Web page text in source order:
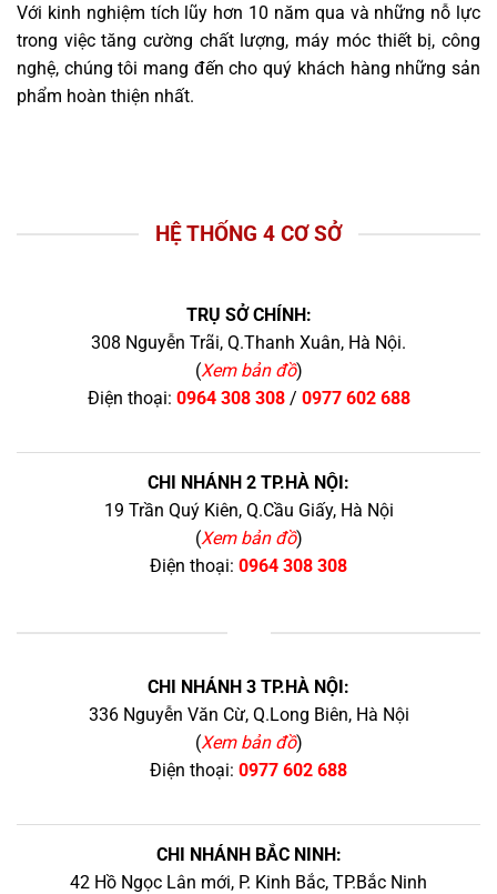
Với kinh nghiệm tích lũy hơn 10 năm qua và những nỗ lực
trong việc tăng cường chất lượng, máy móc thiết bị, công
nghệ, chúng tôi mang đến cho quý khách hàng những sản
phẩm hoàn thiện nhất.
HỆ THỐNG 4 CƠ SỞ
TRỤ SỞ CHÍNH:
308 Nguyễn Trãi, Q.Thanh Xuân, Hà Nội.
(Xem bản đồ)
Điện thoại: 0964 308 308/ 0977 602 688
CHI NHÁNH 2 TP.HÀ NỘI:
19 Trần Quý Kiên, Q.Cầu Giấy, Hà Nội
(Xem bản đồ)
Điện thoại: 0964 308 308
CHI NHÁNH 3 TP.HÀ NỘI:
336 Nguyễn Văn Cừ, Q.Long Biên, Hà Nội
(Xem bản đồ)
Điện thoại: 0977 602 688
CHI NHÁNH BẮC NINH:
42 Hồ Ngọc Lân mới, P. Kinh Bắc, TP.Bắc Ninh